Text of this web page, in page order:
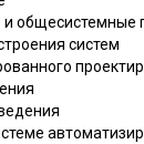
и общесистемные
систем